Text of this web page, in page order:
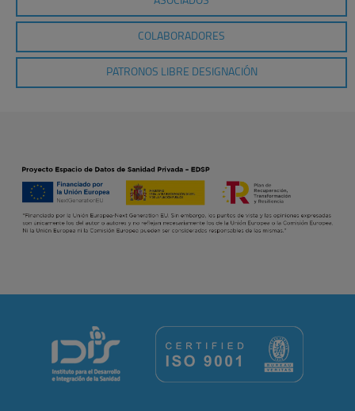
COLABORADORES
PATRONOS LIBRE DESIGNACIÓN